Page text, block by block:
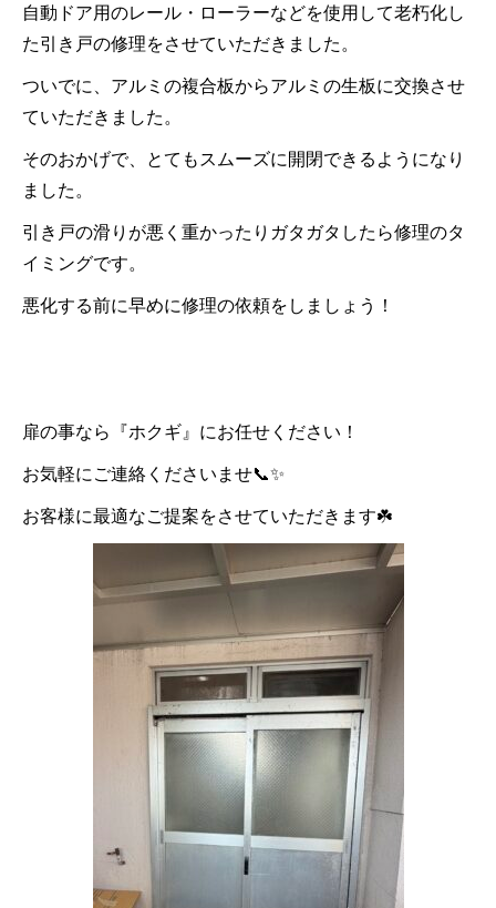
自動ドア用のレール・ローラーなどを使用して老朽化し
た引き戸の修理をさせていただきました。
ついでに、アルミの複合板からアルミの生板に交換させ
ていただきました。
そのおかげで、とてもスムーズに開閉できるようになり
ました。
引き戸の滑りが悪く重かったりガタガタしたら修理のタ
イミングです。
悪化する前に早めに修理の依頼をしましょう！
扉の事なら『ホクギ』にお任せください！
お気軽にご連絡くださいませ📞✨
お客様に最適なご提案をさせていただきます☘️